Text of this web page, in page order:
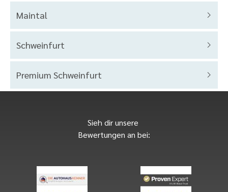
Maintal
Schweinfurt
Premium Schweinfurt
Sieh dir unsere
Bewertungen an bei: